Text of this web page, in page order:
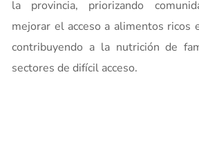
la provincia, priorizando
mejorar el acceso a alimentos ricos
contribuyendo a la nutrición de
sectores de difícil acceso.